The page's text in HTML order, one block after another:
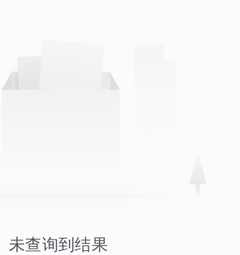
未查询到结果